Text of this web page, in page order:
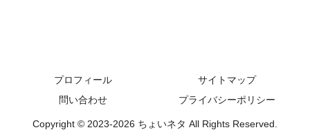
プロフィール
サイトマップ
問い合わせ
プライバシーポリシー
Copyright © 2023-2026 ちょいネタ All Rights Reserved.